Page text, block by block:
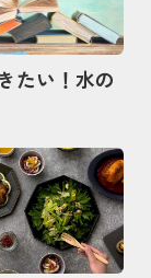
たい！水の